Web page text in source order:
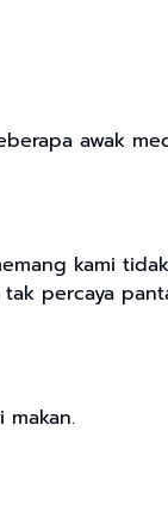
awak
kami
percaya